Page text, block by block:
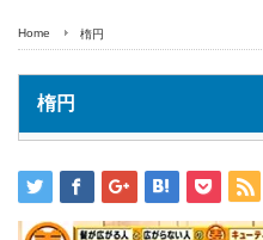
Home 楕円
楕円